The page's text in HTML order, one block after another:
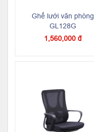
Ghế lưới văn phòng
GL128G
1,560,000 đ